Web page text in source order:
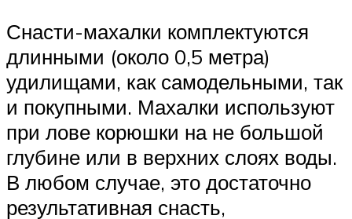
Снасти-махалки комплектуются
длинными (около 0,5 метра)
удилищами, как самодельными, так
и покупными. Махалки используют
при лове корюшки на не большой
глубине или в верхних слоях воды.
В любом случае, это достаточно
результативная снасть,